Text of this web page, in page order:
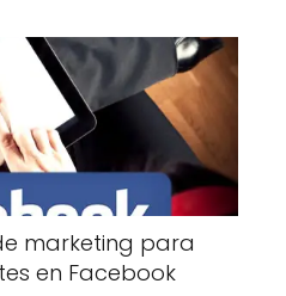
marketing para
en Facebook